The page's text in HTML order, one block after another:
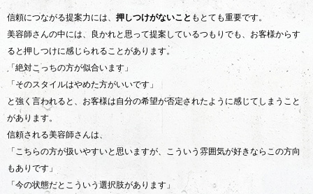
信頼につながる提案力には、 押しつけがないこと もとても重要です。
美容師さんの中には、良かれと思って提案しているつもりでも、お客様からす
ると押しつけに感じられることがあります。
「絶対こっちの方が似合います」
「そのスタイルはやめた方がいいです」
と強く言われると、お客様は自分の希望が否定されたように感じてしまうこと
があります。
信頼される美容師さんは、
「こちらの方が扱いやすいと思いますが、こういう雰囲気が好きならこの方向
もありです」
「今の状態だとこういう選択肢があります」